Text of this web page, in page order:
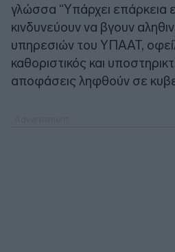
γλώσσα “Υπάρχει επάρκεια
κινδυνεύουν να βγουν
υπηρεσιών του ΥΠΑΑΤ,
καθοριστικός και
αποφάσεις ληφθούν σε